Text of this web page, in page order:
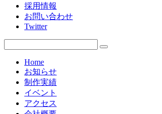
採用情報
お問い合わせ
Twitter
Home
お知らせ
制作実績
イベント
アクセス